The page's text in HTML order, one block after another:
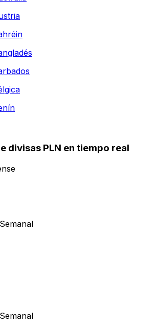
divisas PLN en tiempo real
Semanal
Semanal